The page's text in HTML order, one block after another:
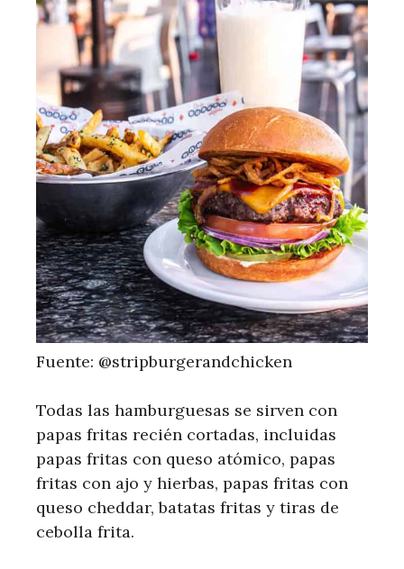
Fuente: @stripburgerandchicken
Todas las hamburguesas se sirven con
papas fritas recién cortadas, incluidas
papas fritas con queso atómico, papas
fritas con ajo y hierbas, papas fritas con
queso cheddar, batatas fritas y tiras de
cebolla frita.